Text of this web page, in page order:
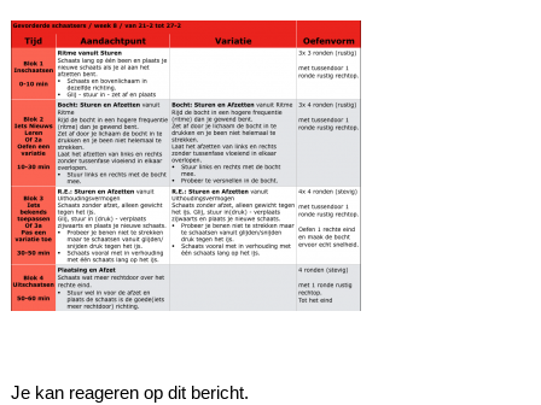
Je kan reageren op dit bericht.